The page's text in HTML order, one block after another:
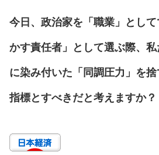
今日、政治家を「職業」とし
かす責任者」として選ぶ際、
に染み付いた「同調圧力」を
指標とすべきだと考えますか？